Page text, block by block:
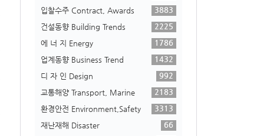
입찰수주 Contract, Awards
3883
건설동향 Building Trends
2225
에 너 지 Energy
1786
업계동향 Business Trend
1432
디 자 인 Design
992
교통해양 Transport, Marine
2183
환경안전 Environment,Safety
3313
재난재해 Disaster
66